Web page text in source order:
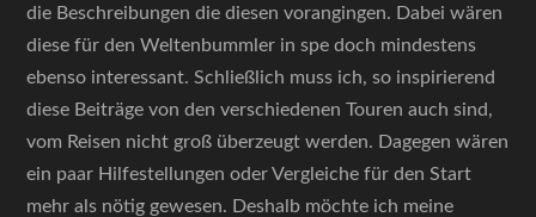
die Beschreibungen die diesen vorangingen. Dabei wären
diese für den Weltenbummler in spe doch mindestens
ebenso interessant. Schließlich muss ich, so inspirierend
diese Beiträge von den verschiedenen Touren auch sind,
vom Reisen nicht groß überzeugt werden. Dagegen wären
ein paar Hilfestellungen oder Vergleiche für den Start
mehr als nötig gewesen. Deshalb möchte ich meine